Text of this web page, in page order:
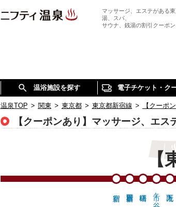
マッサージ、エステがある
湯、スパ、
サウナ、銭湯の割引クーポ
温浴施設を探す 電子チケット・ク
温泉TOP > 関東 > 東京都 > 東京都新宿線 > 【クーポ
【クーポンあり】マッサージ、エ
【
市ヶ谷